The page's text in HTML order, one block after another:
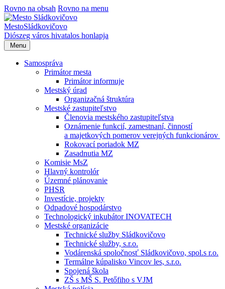
Rovno na obsah Rovno na menu
MestoSládkovičovo
Diószeg város hivatalos honlapja
Menu
Samospráva
Primátor mesta
Primátor informuje
Mestský úrad
Organizačná štruktúra
Mestské zastupiteľstvo
Členovia mestského zastupiteľstva
Oznámenie funkcií, zamestnaní, činností
a majetkových pomerov verejných funkcionárov
Rokovací poriadok MZ
Zasadnutia MZ
Komisie MsZ
Hlavný kontrolór
Územné plánovanie
PHSR
Investície, projekty
Odpadové hospodárstvo
Technologický inkubátor INOVATECH
Mestské organizácie
Technické služby Sládkovičovo
Technické služby, s.r.o.
Vodárenská spoločnosť Sládkovičovo, spol.s r.o.
Termálne kúpalisko Vincov les, s.r.o.
Spojená škola
ZŠ s MŠ S. Petőfiho s VJM